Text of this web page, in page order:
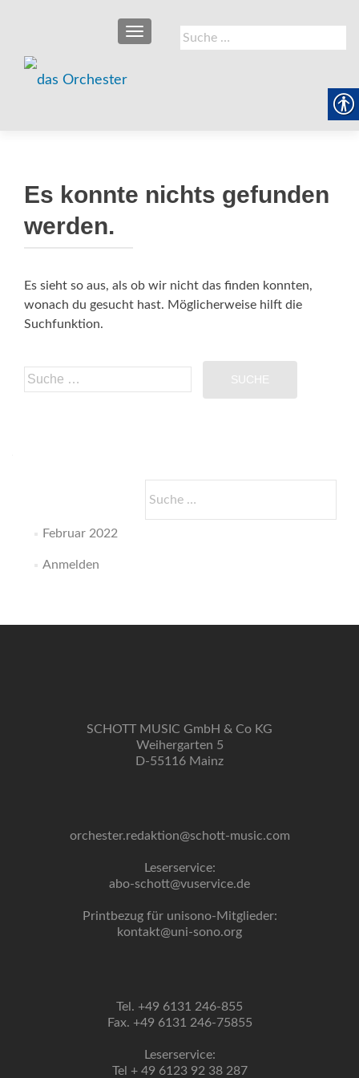
Suche
nach:
SCHALTE NAVIGATION
Es konnte nichts gefunden
werden.
Es sieht so aus, als ob wir nicht das finden konnten,
wonach du gesucht hast. Möglicherweise hilft die
Suchfunktion.
Suche
nach:
nach:
Februar 2022
Anmelden
SCHOTT MUSIC GmbH & Co KG
Weihergarten 5
D-55116 Mainz
orchester.redaktion@schott-music.com
Leserservice:
abo-schott@vuservice.de
Printbezug für unisono-Mitglieder:
kontakt@uni-sono.org
Tel. +49 6131 246-855
Fax. +49 6131 246-75855
Leserservice:
Tel + 49 6123 92 38 287